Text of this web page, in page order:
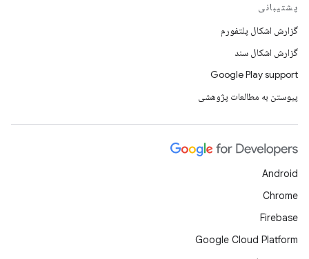
پشتیبانی
گزارش اشکال پلتفورم
گزارش اشکال سند
Google Play support
پیوستن به مطالعات پژوهشی
Android
Chrome
Firebase
Google Cloud Platform